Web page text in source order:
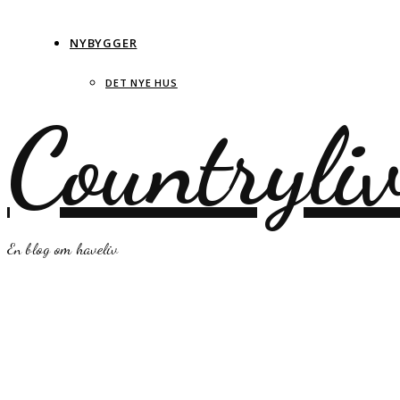
NYBYGGER
DET NYE HUS
En blog om haveliv